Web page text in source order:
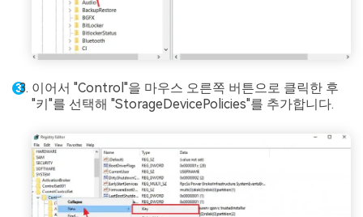
이어서 "Control"을 마우스 오른쪽 버튼으로 클릭한 후
"키"를 선택해 "StorageDevicePolicies"를 추가합니다.